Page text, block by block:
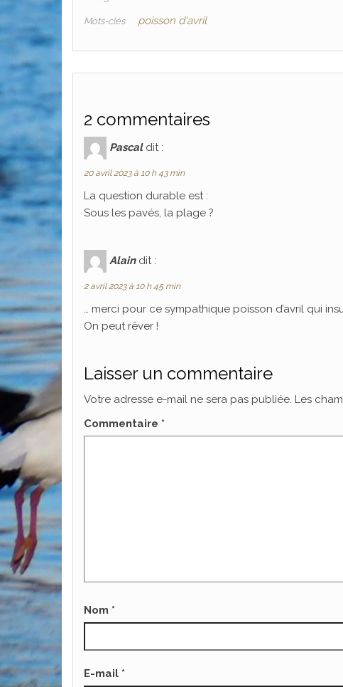
Mots-clés poisson d'avril
2 commentaires
Pascal dit :
20 avril 2023 à 10 h 43 min
La question durable est :
Sous les pavés, la plage ?
Alain dit :
2 avril 2023 à 10 h 45 min
… merci pour ce sympathique poisson d’avril qui
On peut rêver !
Laisser un commentaire
Votre adresse e-mail ne sera pas publiée. Les
Commentaire *
Nom *
E-mail *